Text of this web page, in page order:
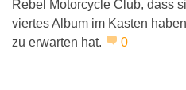
Rebel Motorcycle Club, dass
viertes Album im Kasten
zu erwarten hat.
0